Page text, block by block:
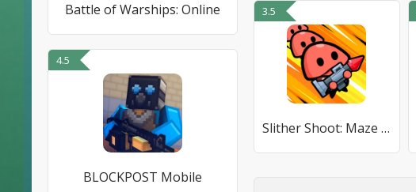
Battle of Warships: Online
4.5
BLOCKPOST Mobile
3.5
Slither Shoot: Maze Survivor